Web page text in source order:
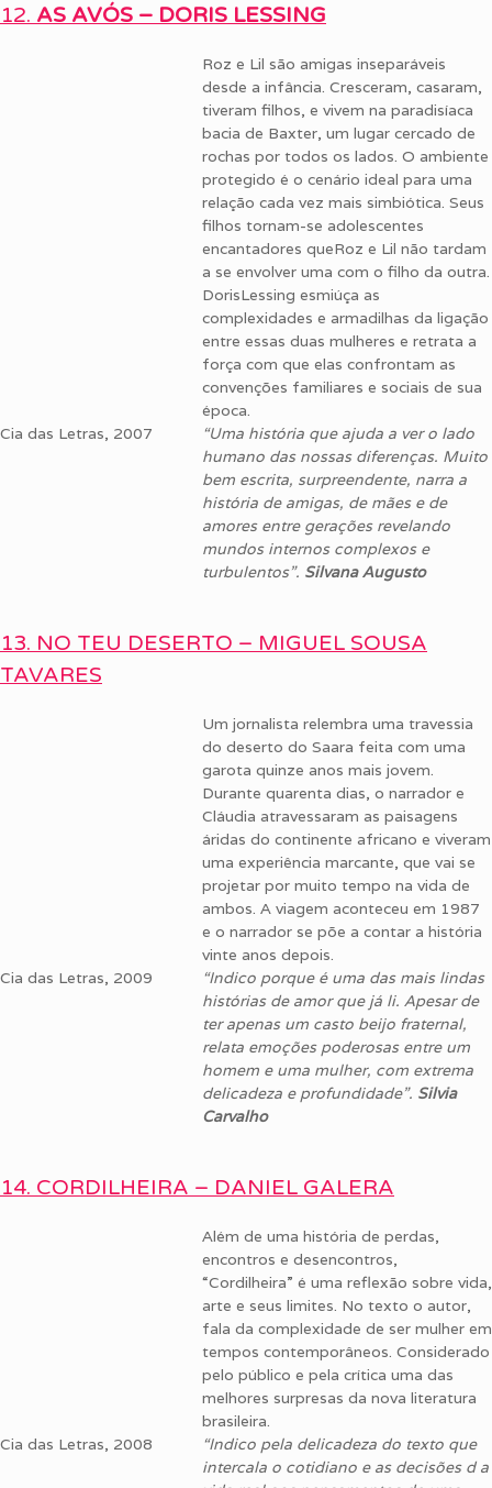
12. AS AVÓS – DORIS LESSING
Roz e Lil são amigas inseparáveis
desde a infância. Cresceram, casaram,
tiveram filhos, e vivem na paradisíaca
bacia de Baxter, um lugar cercado de
rochas por todos os lados. O ambiente
protegido é o cenário ideal para uma
relação cada vez mais simbiótica. Seus
filhos tornam-se adolescentes
encantadores queRoz e Lil não tardam
a se envolver uma com o filho da outra.
DorisLessing esmiúça as
complexidades e armadilhas da ligação
entre essas duas mulheres e retrata a
força com que elas confrontam as
convenções familiares e sociais de sua
época.
Cia das Letras, 2007
“Uma história que ajuda a ver o lado
humano das nossas diferenças. Muito
bem escrita, surpreendente, narra a
história de amigas, de mães e de
amores entre gerações revelando
mundos internos complexos e
turbulentos”. Silvana Augusto
13. NO TEU DESERTO – MIGUEL SOUSA
TAVARES
Um jornalista relembra uma travessia
do deserto do Saara feita com uma
garota quinze anos mais jovem.
Durante quarenta dias, o narrador e
Cláudia atravessaram as paisagens
áridas do continente africano e viveram
uma experiência marcante, que vai se
projetar por muito tempo na vida de
ambos. A viagem aconteceu em 1987
e o narrador se põe a contar a história
vinte anos depois.
Cia das Letras, 2009
“Indico porque é uma das mais lindas
histórias de amor que já li. Apesar de
ter apenas um casto beijo fraternal,
relata emoções poderosas entre um
homem e uma mulher, com extrema
delicadeza e profundidade”. Silvia
Carvalho
14. CORDILHEIRA – DANIEL GALERA
Além de uma história de perdas,
encontros e desencontros,
“Cordilheira” é uma reflexão sobre vida,
arte e seus limites. No texto o autor,
fala da complexidade de ser mulher em
tempos contemporâneos. Considerado
pelo público e pela crítica uma das
melhores surpresas da nova literatura
brasileira.
Cia das Letras, 2008
“Indico pela delicadeza do texto que
intercala o cotidiano e as decisões d a